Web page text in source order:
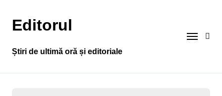
conținut
Editorul
Știri de ultimă oră și editoriale